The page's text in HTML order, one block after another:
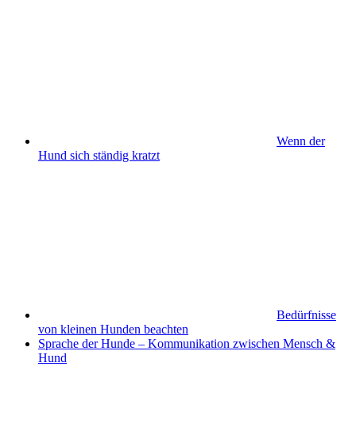
Wenn der
Hund sich ständig kratzt
Bedürfnisse
von kleinen Hunden beachten
Sprache der Hunde – Kommunikation zwischen Mensch &
Hund